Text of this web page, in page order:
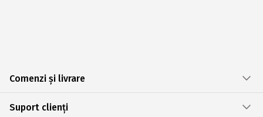
Comenzi și livrare
Suport clienți